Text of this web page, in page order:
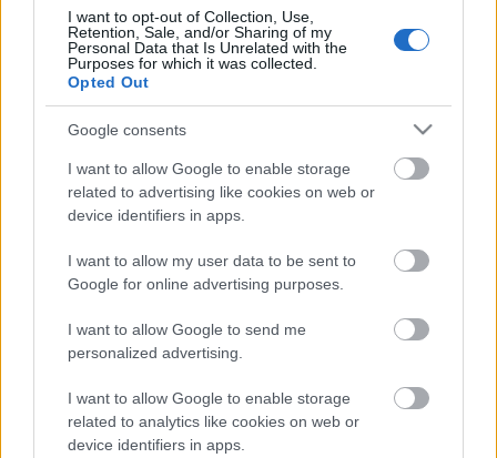
I want to opt-out of Collection, Use,
Retention, Sale, and/or Sharing of my
Personal Data that Is Unrelated with the
Purposes for which it was collected.
Opted Out
Google consents
I want to allow Google to enable storage
related to advertising like cookies on web or
device identifiers in apps.
I want to allow my user data to be sent to
Google for online advertising purposes.
I want to allow Google to send me
personalized advertising.
I want to allow Google to enable storage
related to analytics like cookies on web or
device identifiers in apps.
Egyszer egy tévéműsor szünetében találkoztam vele,
jól el lehetett vele beszélgetni Dowlandről, és hogy
mit is jelent a Come again című dalban egy sor.
Aztán átöltözött, fölvette a zöld selyemruházatát,
ment a kamera elé.
Ajánlott bejegyzések:
A kedvenc Harangozó Teri-lemezem